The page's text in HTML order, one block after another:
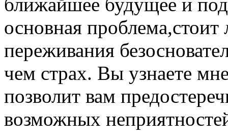
основная проблема,стоит
переживания
чем страх. Вы узнаете
позволит вам
возможных